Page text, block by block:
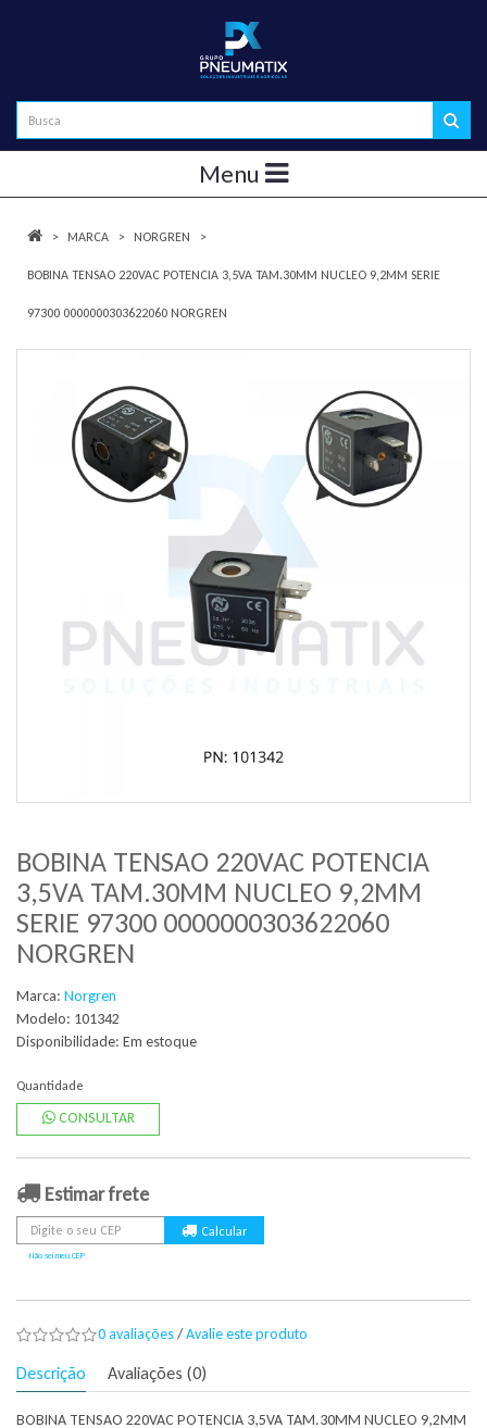
Menu
MARCA NORGREN
BOBINA TENSAO 220VAC POTENCIA 3,5VA TAM.30MM NUCLEO 9,2MM SERIE
97300 0000000303622060 NORGREN
BOBINA TENSAO 220VAC POTENCIA
3,5VA TAM.30MM NUCLEO 9,2MM
SERIE 97300 0000000303622060
NORGREN
Marca: Norgren
Modelo: 101342
Disponibilidade: Em estoque
Quantidade
CONSULTAR
Estimar frete
Não sei meu CEP
0 avaliações/Avalie este produto
Descrição Avaliações (0)
BOBINA TENSAO 220VAC POTENCIA 3,5VA TAM.30MM NUCLEO 9,2MM